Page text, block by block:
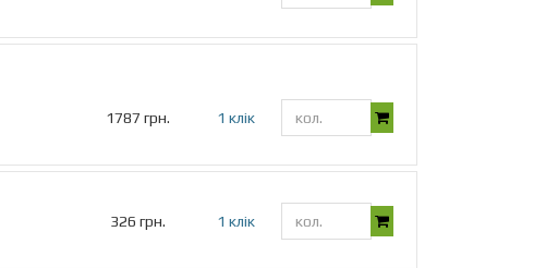
1787 грн. 1 клік
326 грн. 1 клік